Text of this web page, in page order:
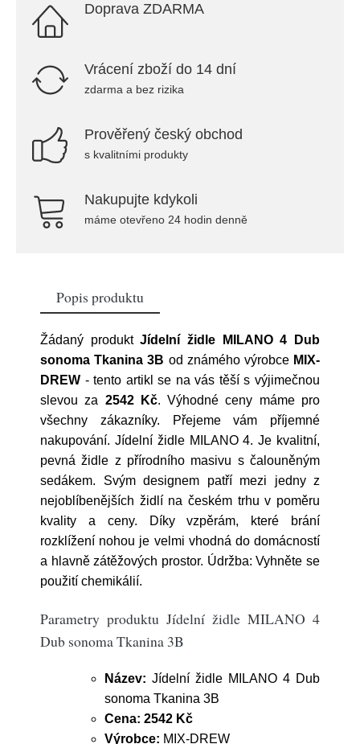
Doprava ZDARMA
Vrácení zboží do 14 dní
zdarma a bez rizika
Prověřený český obchod
s kvalitními produkty
Nakupujte kdykoli
máme otevřeno 24 hodin denně
Popis produktu
Žádaný produktJídelní židle MILANO 4 Dub
sonoma Tkanina 3B od známého výrobce MIX-
DREW - tento artikl se na vás těší s výjimečnou
slevou za 2542 Kč. Výhodné ceny máme pro
všechny zákazníky. Přejeme vám příjemné
nakupování. Jídelní židle MILANO 4. Je kvalitní,
pevná židle z přírodního masivu s čalouněným
sedákem. Svým designem patří mezi jedny z
nejoblíbenějších židlí na českém trhu v poměru
kvality a ceny. Díky vzpěrám, které brání
rozklížení nohou je velmi vhodná do domácností
a hlavně zátěžových prostor. Údržba: Vyhněte se
použití chemikálií.
Parametry produktu Jídelní židle MILANO 4
Dub sonoma Tkanina 3B
Název: Jídelní židle MILANO 4 Dub
sonoma Tkanina 3B
Cena: 2542 Kč
Výrobce: MIX-DREW